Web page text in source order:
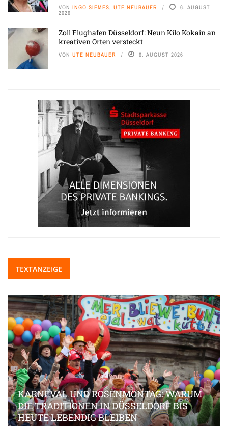
VON INGO SIEMES, UTE NEUBAUER 6. AUGUST
2026
Zoll Flughafen Düsseldorf: Neun Kilo Kokain an
kreativen Orten versteckt
VON UTE NEUBAUER 6. AUGUST 2026
TEXTANZEIGE
KARNEVAL UND ROSENMONTAG: WARUM
DIE TRADITIONEN IN DÜSSELDORF BIS
HEUTE LEBENDIG BLEIBEN